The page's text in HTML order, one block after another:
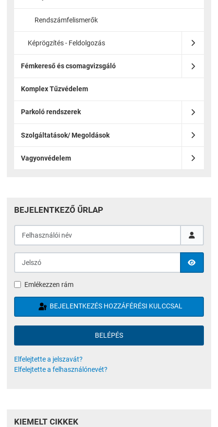
Rendszámfelismerők
Képrögzítés - Feldolgozás
Fémkereső és csomagvizsgáló
Komplex Tűzvédelem
Parkoló rendszerek
Szolgáltatások/ Megoldások
Vagyonvédelem
BEJELENTKEZŐ ŰRLAP
JELSZÓ
Emlékezzen rám
BEJELENTKEZÉS HOZZÁFÉRÉSI KULCCSAL
BELÉPÉS
Elfelejtette a jelszavát?
Elfelejtette a felhasználónevét?
KIEMELT CIKKEK